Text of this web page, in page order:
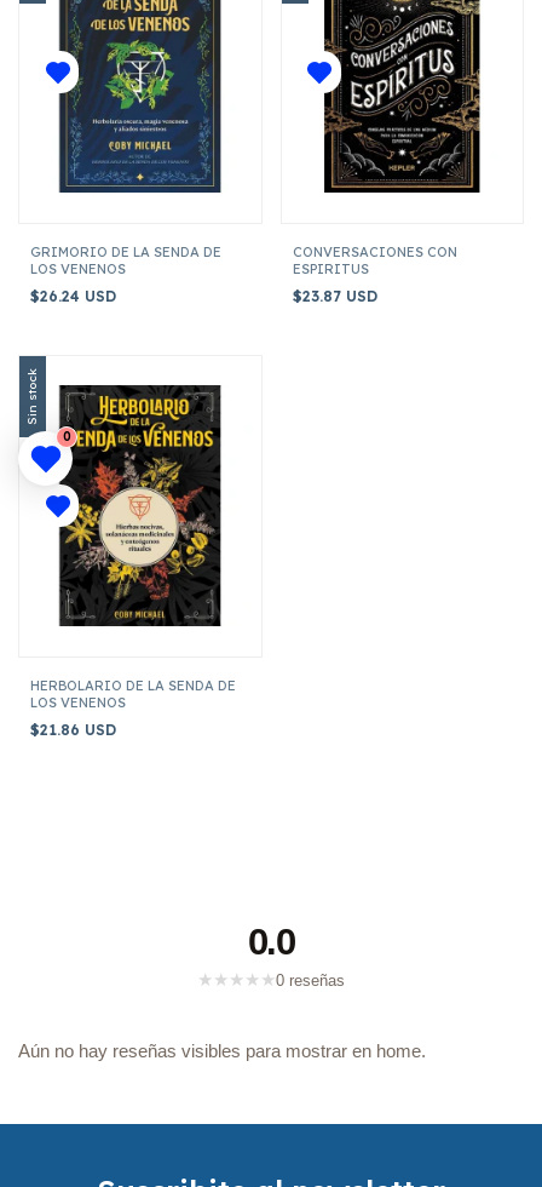
GRIMORIO DE LA SENDA DE
LOS VENENOS
$26.24 USD
CONVERSACIONES CON
ESPIRITUS
$23.87 USD
Sin stock
HERBOLARIO DE LA SENDA DE
LOS VENENOS
$21.86 USD
0.0
★ ★ ★ ★ ★0 reseñas
Aún no hay reseñas visibles para mostrar en home.
0